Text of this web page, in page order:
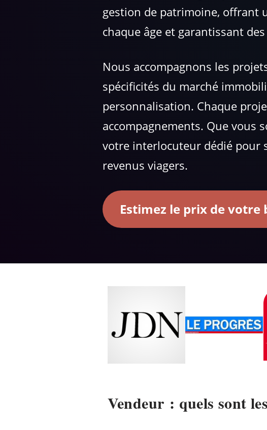
gestion de patrimoine, offrant
chaque âge et garantissant
Nous accompagnons les
spécificités du marché
personnalisation. Chaque
accompagnements. Que vous
votre interlocuteur dédié pour
revenus viagers.
Estimez le prix de votre
Vendeur : quels sont